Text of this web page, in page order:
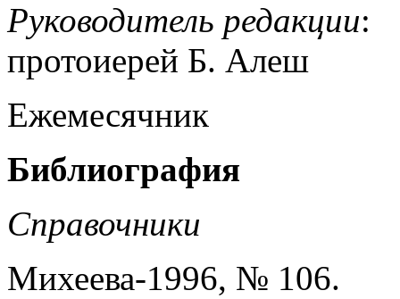
Руководитель редакции:
протоиерей Б. Алеш
Ежемесячник
Библиография
Справочники
Михеева-1996, № 106.